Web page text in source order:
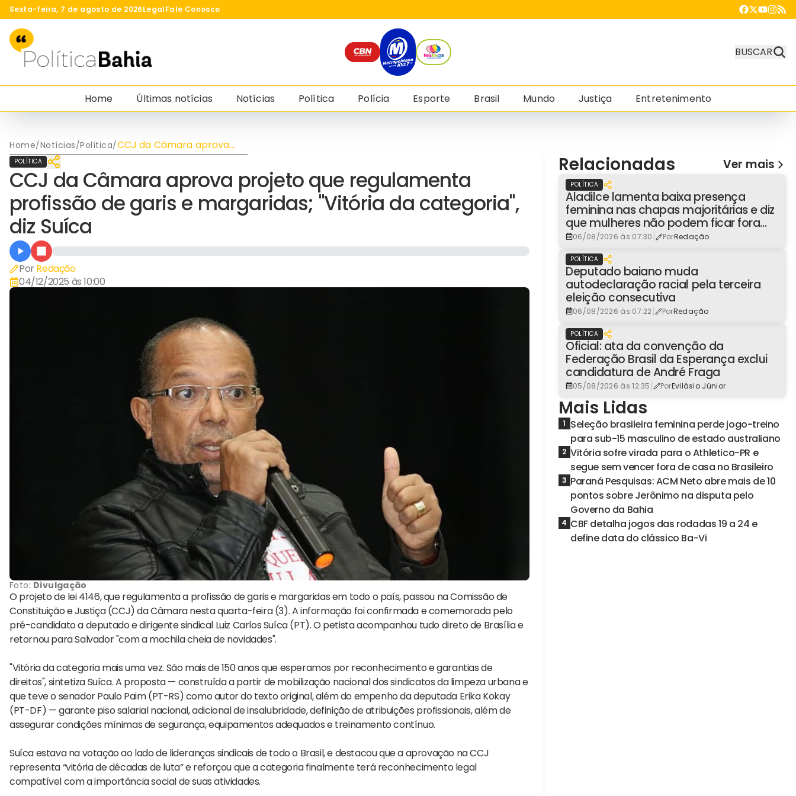
Sexta-feira, 7 de agosto de 2026LegalFale Conosco
BUSCAR
Home Últimas notícias Notícias Política Polícia Esporte Brasil Mundo Justiça Entretenimento
Home/Notícias/Política/CCJ da Câmara aprova
projeto que regulamenta
margaridas; "Vitória da
categoria", diz Suíca
POLÍTICA
CCJ da Câmara aprova projeto que regulamenta
profissão de garis e margaridas; "Vitória da categoria",
diz Suíca
Por Redação
04/12/2025 às 10:00
Foto: Divulgação
O projeto de lei 4146, que regulamenta a profissão de garis e margaridas em todo o país, passou na Comissão de
Constituição e Justiça (CCJ) da Câmara nesta quarta-feira (3). A informação foi confirmada e comemorada pelo
pré-candidato a deputado e dirigente sindical Luiz Carlos Suíca (PT). O petista acompanhou tudo direto de Brasília e
retornou para Salvador "com a mochila cheia de novidades".
"Vitória da categoria mais uma vez. São mais de 150 anos que esperamos por reconhecimento e garantias de
direitos", sintetiza Suíca. A proposta — construída a partir de mobilização nacional dos sindicatos da limpeza urbana e
que teve o senador Paulo Paim (PT-RS) como autor do texto original, além do empenho da deputada Erika Kokay
(PT-DF) — garante piso salarial nacional, adicional de insalubridade, definição de atribuições profissionais, além de
assegurar condições mínimas de segurança, equipamentos adequados e treinamento contínuo.
Suíca estava na votação ao lado de lideranças sindicais de todo o Brasil, e destacou que a aprovação na CCJ
representa “vitória de décadas de luta” e reforçou que a categoria finalmente terá reconhecimento legal
compatível com a importância social de suas atividades.
Relacionadas Ver mais
POLÍTICA
Aladilce lamenta baixa presença
feminina nas chapas majoritárias e diz
que mulheres não podem ficar fora
dos espaços de poder
06/08/2026 às 07:30 | PorRedação
POLÍTICA
Deputado baiano muda
autodeclaração racial pela terceira
eleição consecutiva
06/08/2026 às 07:22| PorRedação
POLÍTICA
Oficial: ata da convenção da
Federação Brasil da Esperança exclui
candidatura de André Fraga
05/08/2026 às 12:35 | PorEvilásio Júnior
Mais Lidas
1 Seleção brasileira feminina perde jogo-treino
para sub-15 masculino de estado australiano
2 Vitória sofre virada para o Athletico-PR e
segue sem vencer fora de casa no Brasileiro
3 Paraná Pesquisas: ACM Neto abre mais de 10
pontos sobre Jerônimo na disputa pelo
Governo da Bahia
4 CBF detalha jogos das rodadas 19 a 24 e
define data do clássico Ba-Vi